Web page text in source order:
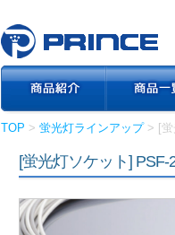
TOP > 蛍光灯ラインアップ> [蛍
[蛍光灯ソケット] PSF-